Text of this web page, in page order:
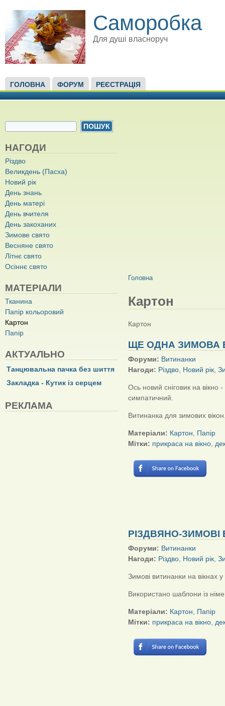
Саморобка
Для душі власноруч
ГОЛОВНЕ МЕНЮ
ГОЛОВНА ФОРУМ РЕЄСТРАЦІЯ
ПОШУКОВА ФОРМА
НАГОДИ
Різдво
Великдень (Пасха)
Новий рік
День знань
День матері
День вчителя
День закоханих
Зимове свято
Весняне свято
Літнє свято
Осіннє свято
МАТЕРІАЛИ
Тканина
Папір кольоровий
Картон
Папір
АКТУАЛЬНО
Танцювальна пачка без шиття
Закладка - Кутик із серцем
РЕКЛАМА
ВИ Є ТУТ
Головна
Картон
Картон
ЩЕ ОДНА ЗИМОВА
Форуми: Витинанки
Нагоди: Різдво Новий рік
Ось новий сніговик на вікно
симпатичний.
Витинанка для зимових
Матеріали: Картон
Папір
Мітки: прикраса на вікно
РІЗДВЯНО-
Форуми: Витинанки
Нагоди: Різдво Новий рік
Зимові витинанки на вікнах
Використано шаблони із
Матеріали: Картон
Папір
Мітки: прикраса на вікно